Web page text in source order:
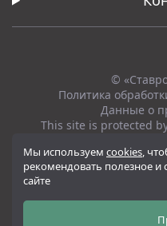
©
Политика
Данные о
This site is protected
Вся представленная на сайте
информационный характер и
публичной офертой,
Мы используем cookies,
рекомендовать полезное и
сайте